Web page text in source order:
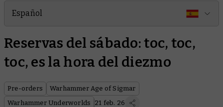
Español
Reservas del sábado: toc, toc,
toc, es la hora del diezmo
Pre-orders
Warhammer Age of Sigmar
Warhammer Underworlds
21 feb. 26